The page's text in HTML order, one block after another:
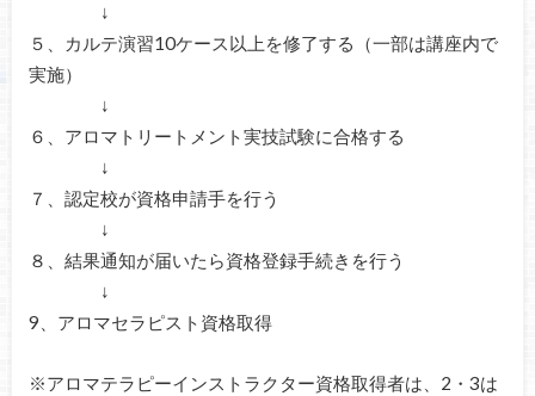
↓
５、カルテ演習10ケース以上を修了する（一部は講座内で
実施）
↓
６、アロマトリートメント実技試験に合格する
↓
７、認定校が資格申請手を行う
↓
８、結果通知が届いたら資格登録手続きを行う
↓
9、アロマセラピスト資格取得
※アロマテラピーインストラクター資格取得者は、2・3は